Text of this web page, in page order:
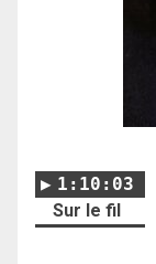
1:10:03
Sur le fil